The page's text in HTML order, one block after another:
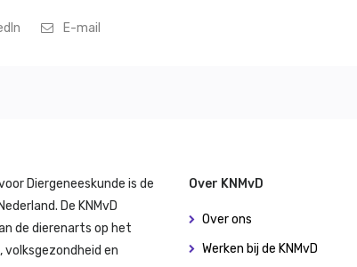
E-mail
Diergeneeskunde is de
De KNMvD
de dierenarts op het
volksgezondheid en
Over KNMvD
Over ons
Werken bij de KNMvD